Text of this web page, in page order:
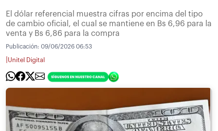
El dólar referencial muestra cifras por encima del tipo
de cambio oficial, el cual se mantiene en Bs 6,96 para la
venta y Bs 6,86 para la compra
Publicación: 09/06/2026 06:53
Unitel Digital